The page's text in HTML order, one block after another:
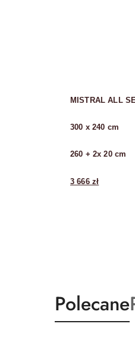
MISTRAL ALL
300 x 240 cm
260 + 2x 20 cm
3 666 zł
Produkty
o
Polecane
o